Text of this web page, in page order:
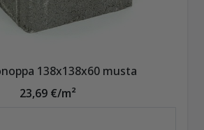
138x138x60 musta
23,69 €/m²